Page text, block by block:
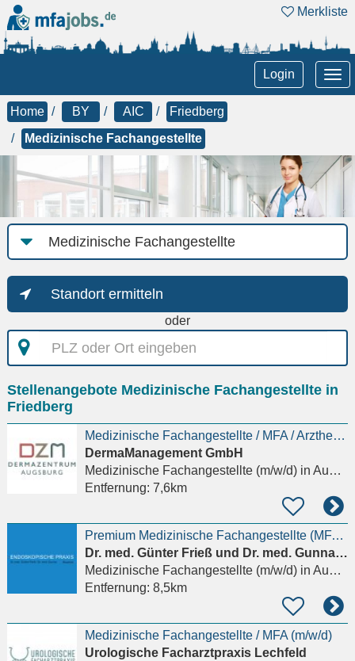
Merkliste
Login
Home BY AIC
Friedberg
Medizinische Fachangestellte
Job-
Kategorie
Standort ermitteln
oder
PLZ
oder
eingeben
Stellenangebote Medizinische Fachangestellte in
Friedberg
Medizinische Fachangestellte / MFA / Arzthelferin (m/w/d)
DermaManagement GmbH
Medizinische Fachangestellte (m/w/d)in Augsburg
Entfernung: 7,6km
Premium Medizinische Fachangestellte (MFA) (w/m/d)
Dr. med. Günter Frieß und Dr. med. Gunnar Slusariuk
Medizinische Fachangestellte (m/w/d)in Augsburg
Entfernung: 8,5km
Medizinische Fachangestellte / MFA (m/w/d)
Urologische Facharztpraxis Lechfeld